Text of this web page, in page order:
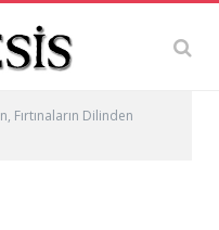
Fırtınaların Dilinden